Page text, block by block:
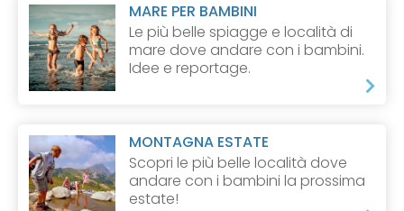
MARE PER BAMBINI
Le più belle spiagge e località di
mare dove andare con i bambini.
Idee e reportage.
MONTAGNA ESTATE
Scopri le più belle località dove
andare con i bambini la prossima
estate!